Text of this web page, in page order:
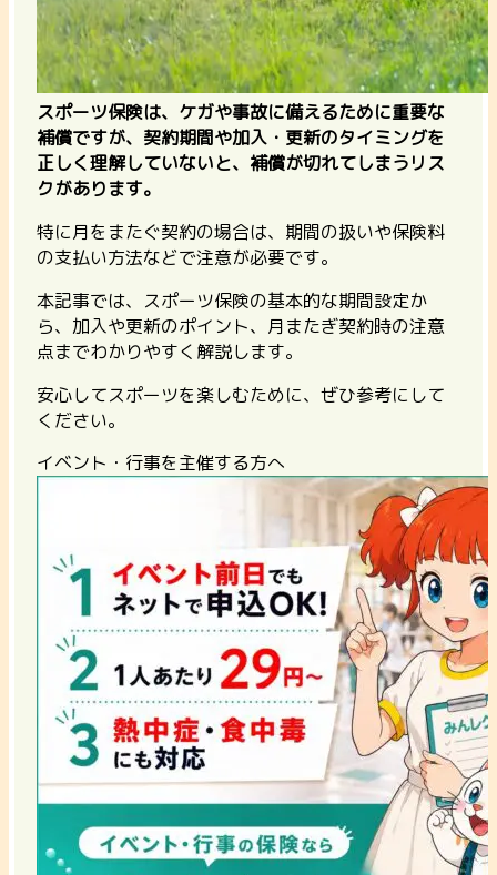
スポーツ保険は、ケガや事故に備えるために重要な
補償ですが、契約期間や加入・更新のタイミングを
正しく理解していないと、補償が切れてしまうリス
クがあります。
特に月をまたぐ契約の場合は、期間の扱いや保険料
の支払い方法などで注意が必要です。
本記事では、スポーツ保険の基本的な期間設定か
ら、加入や更新のポイント、月またぎ契約時の注意
点までわかりやすく解説します。
安心してスポーツを楽しむために、ぜひ参考にして
ください。
イベント・行事を主催する方へ